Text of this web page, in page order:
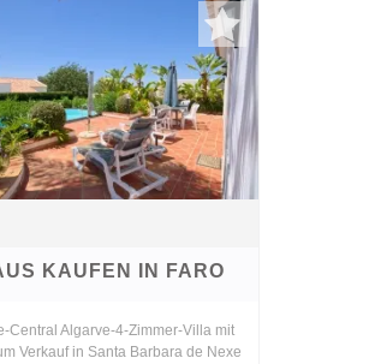
KAUFEN IN FARO
Central Algarve-4-Zimmer-Villa mit
Verkauf in Santa Barbara de Nexe